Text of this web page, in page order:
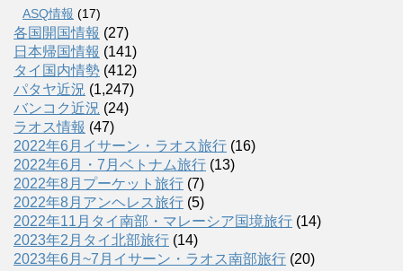
ASQ情報 (17)
各国開国情報 (27)
日本帰国情報 (141)
タイ国内情勢 (412)
パタヤ近況 (1,247)
バンコク近況 (24)
ラオス情報 (47)
2022年6月イサーン・ラオス旅行 (16)
2022年6月・7月ベトナム旅行 (13)
2022年8月プーケット旅行 (7)
2022年8月アンヘレス旅行 (5)
2022年11月タイ南部・マレーシア国境旅行 (14)
2023年2月タイ北部旅行 (14)
2023年6月~7月イサーン・ラオス南部旅行 (20)